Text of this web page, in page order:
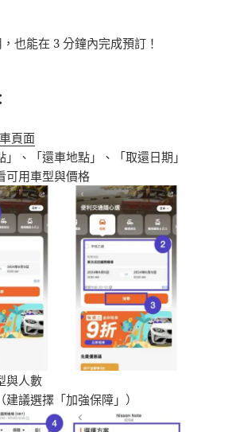
也能在 3 分鐘內完成預訂！
頁面
、「還車地點」、「取還日期」
可用車型與價格
與人數
議選擇「加強保障」）